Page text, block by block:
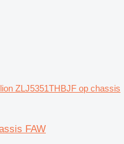
ZLJ5351THBJF op chassis
FAW